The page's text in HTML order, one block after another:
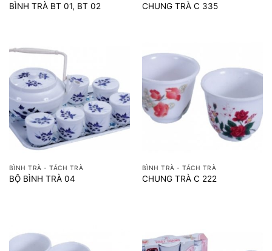
BÌNH TRÀ BT 01, BT 02 CHUNG TRÀ C 335
BÌNH TRÀ - TÁCH TRÀ
BỘ BÌNH TRÀ 04
BÌNH TRÀ - TÁCH TRÀ
CHUNG TRÀ C 222